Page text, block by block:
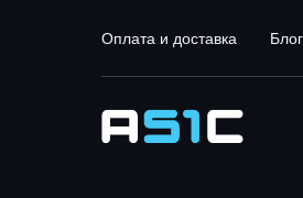
Оплата и доставка Блог